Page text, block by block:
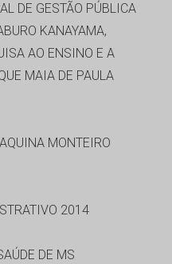
DE GESTÃO PÚBLICA
KANAYAMA,
AO ENSINO E A
MAIA DE PAULA
MONTEIRO
2014
DE MS